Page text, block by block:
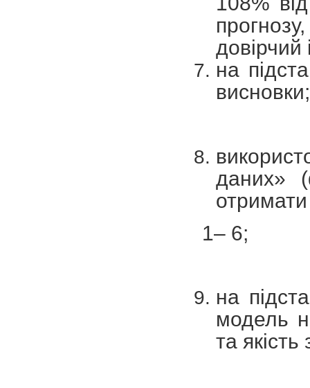
довірчий
на
висновки;
даних»
отримати
1– 6;
на
модель
та